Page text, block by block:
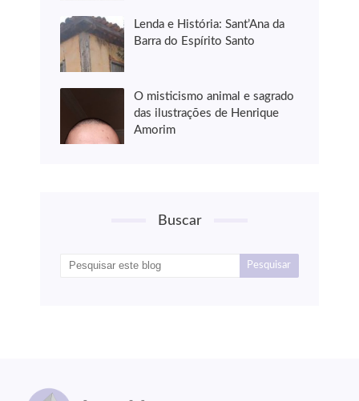
Lenda e História: Sant’Ana da
Barra do Espírito Santo
O misticismo animal e sagrado
das ilustrações de Henrique
Amorim
Buscar